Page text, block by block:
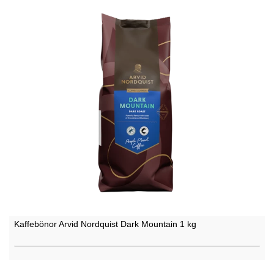
Kaffebönor Arvid Nordquist Dark Mountain 1 kg